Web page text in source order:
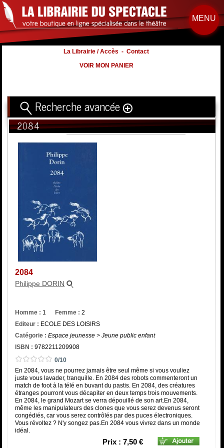
MENU
La Librairie / Accès -Contact
VOIR MON PANIER
Recherche avancée
Titre
Nb. Femmes
Nb. Enfants
à
Catégorie
2084
2084
Philippe DORIN
Homme : 1 Femme : 2
Editeur : ECOLE DES LOISIRS
Catégorie : Espace jeunesse > Jeune public enfant
ISBN : 9782211209908
0/10
En 2084, vous ne pourrez jamais être seul même si vous vouliez
juste vous lavader, tranquille. En 2084 des robots commenteront un
match de foot à la télé en buvant du pastis. En 2084, des créatures
étranges pourront vous décapiter en deux temps trois mouvements.
En 2084, le grand Mozart se verra dépouillé de son art.En 2084,
même les manipulateurs des clones que vous serez devenus seront
congédiés, car vous serez contrôlés par des puces électroniques.
Vous révoltez ? N'y songez pas.En 2084 vous vivrez dans un monde
idéal.
Prix : 7,50 €